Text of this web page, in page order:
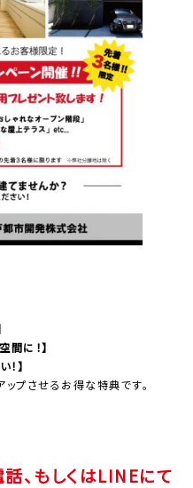
間に！】
】
プさせるお得な特典です。
話、もしくはLINEにて